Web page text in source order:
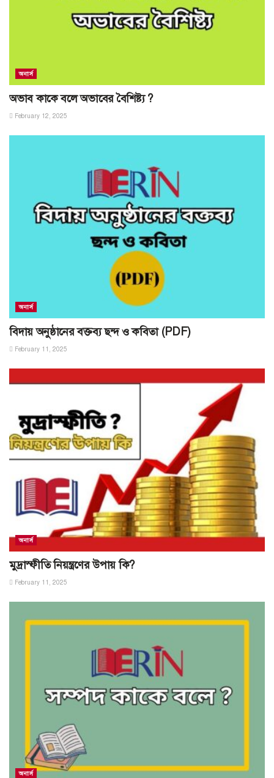
অনার্স
অভাব কাকে বলে অভাবের বৈশিষ্ট্য ?
February 12, 2025
অনার্স
বিদায় অনুষ্ঠানের বক্তব্য ছন্দ ও কবিতা (PDF)
February 11, 2025
অনার্স
মুদ্রাস্ফীতি নিয়ন্ত্রণের উপায় কি?
February 11, 2025
অনার্স